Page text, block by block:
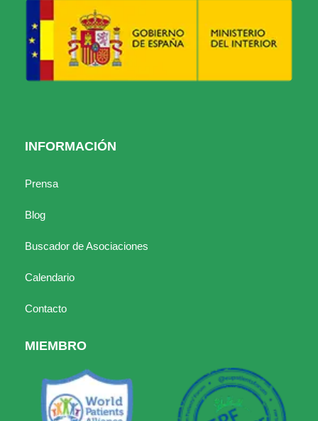
INFORMACIÓN
Prensa
Blog
Buscador de Asociaciones
Calendario
Contacto
MIEMBRO